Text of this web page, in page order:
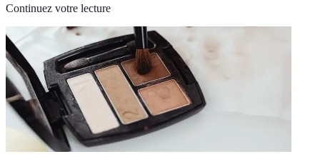
Continuez votre lecture